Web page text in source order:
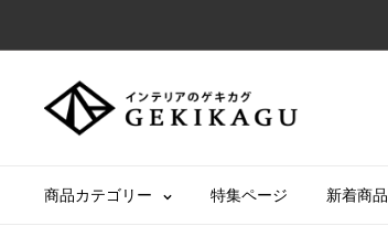
【公
式】
ン
商品カテゴリー 特集ページ 新着商品